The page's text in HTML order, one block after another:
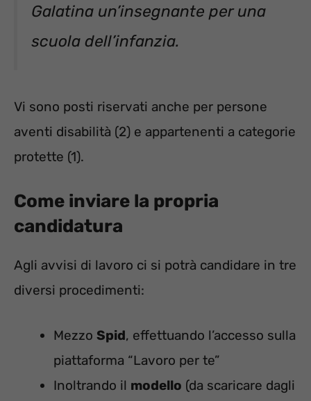
Galatina un’insegnante per una
scuola dell’infanzia.
Vi sono posti riservati anche per persone
aventi disabilità (2) e appartenenti a categorie
protette (1).
Come inviare la propria
candidatura
Agli avvisi di lavoro ci si potrà candidare in tre
diversi procedimenti:
Mezzo Spid, effettuando l’accesso sulla
piattaforma “Lavoro per te”
Inoltrando il modello (da scaricare dagli